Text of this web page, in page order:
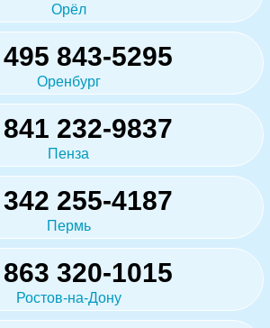
Орёл
843-5295
Оренбург
232-9837
Пенза
255-4187
Пермь
320-1015
Ростов-на-Дону